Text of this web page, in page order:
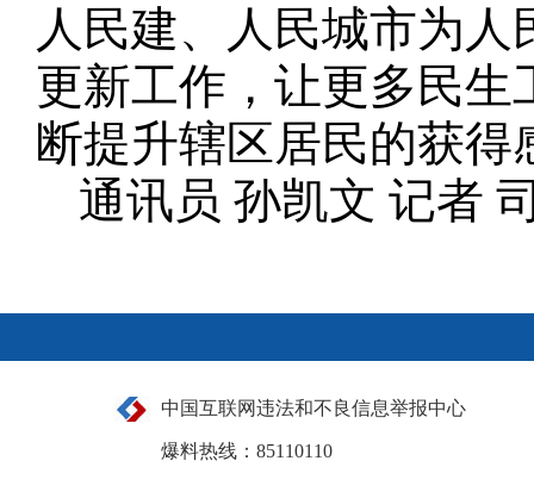
人民建、人民城市为
更新工作，让更多民
断提升辖区居民的获得
通讯员 孙凯文 记者
中国互联网违法和不良信息举报中心
爆料热线：85110110